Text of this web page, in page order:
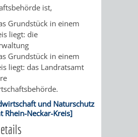
STEUERVORTEILE
SATZUNGEN
IM
BEREICH
DENKMALSCHUTZ
TAG
STÄDTISCHER
BAUPLÄTZE
VERKAUF
HÄUSER
/
/
DEZERNATE
AMT
BAURECHT
ist,
Grundstück in einem
liegt: die
Grundstück in einem
liegt: das Landratsamt
und Naturschutz
Rhein-Neckar-Kreis]